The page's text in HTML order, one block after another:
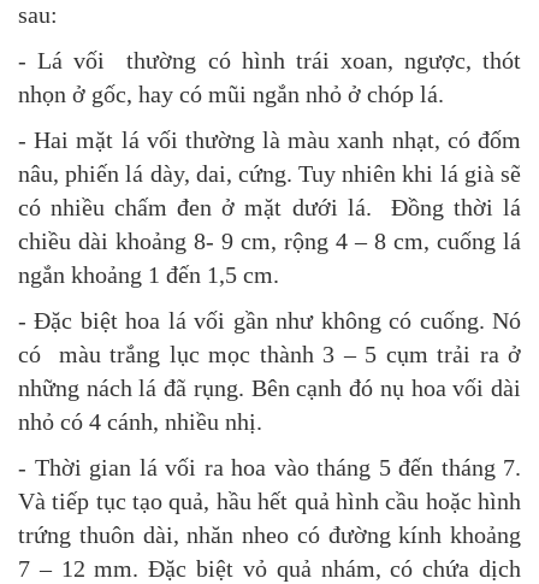
sau:
- Lá vối thường có hình trái xoan, ngược, thót
nhọn ở gốc, hay có mũi ngắn nhỏ ở chóp lá.
- Hai mặt lá vối thường là màu xanh nhạt, có đốm
nâu, phiến lá dày, dai, cứng. Tuy nhiên khi lá già sẽ
có nhiều chấm đen ở mặt dưới lá. Đồng thời lá
chiều dài khoảng 8- 9 cm, rộng 4 – 8 cm, cuống lá
ngắn khoảng 1 đến 1,5 cm.
- Đặc biệt hoa lá vối gần như không có cuống. Nó
có màu trắng lục mọc thành 3 – 5 cụm trải ra ở
những nách lá đã rụng. Bên cạnh đó nụ hoa vối dài
nhỏ có 4 cánh, nhiều nhị.
- Thời gian lá vối ra hoa vào tháng 5 đến tháng 7.
Và tiếp tục tạo quả, hầu hết quả hình cầu hoặc hình
trứng thuôn dài, nhăn nheo có đường kính khoảng
7 – 12 mm. Đặc biệt vỏ quả nhám, có chứa dịch